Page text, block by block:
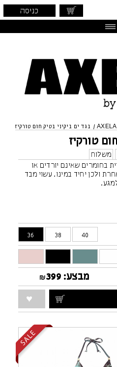
כניסה
AXELA
/ בגד ים ביקיני בטיק חום טורקיז
טורקיז
משלוח
בחומרים שאינם יורדים או
ולכן יחיד במינו. עשוי מבד
36 38 40
מבצע: ₪399